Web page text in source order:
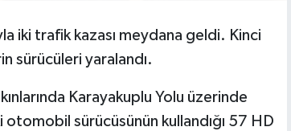
iki trafik kazası meydana geldi. Kinci
sürücüleri yaralandı.
Karayakuplu Yolu üzerinde
sürücüsünün kullandığı 57 HD